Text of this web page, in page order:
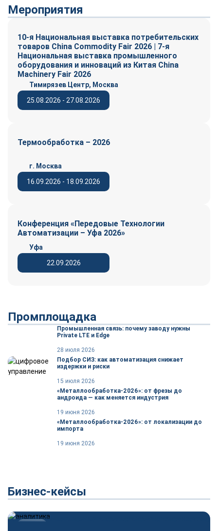
Мероприятия
10-я Национальная выставка потребительских
товаров China Commodity Fair 2026 | 7-я
Национальная выставка промышленного
оборудования и инноваций из Китая China
Machinery Fair 2026
25.08.2026 - 27.08.2026
Тимирязев Центр, Москва
Термообработка – 2026
16.09.2026 - 18.09.2026
г. Москва
Конференция «Передовые Технологии
Автоматизации – Уфа 2026»
22.09.2026
Уфа
Промплощадка
Промышленная связь: почему заводу нужны
Private LTE и Edge
28 июля 2026
Подбор СИЗ: как автоматизация снижает
издержки и риски
15 июля 2026
«Металлообработка-2026»: от фрезы до
андроида — как меняется индустрия
19 июня 2026
«Металлообработка-2026»: от локализации до
импорта
19 июня 2026
Бизнес-кейсы